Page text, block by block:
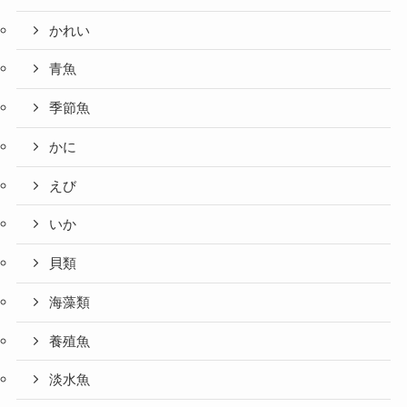
かれい
青魚
季節魚
かに
えび
いか
貝類
海藻類
養殖魚
淡水魚